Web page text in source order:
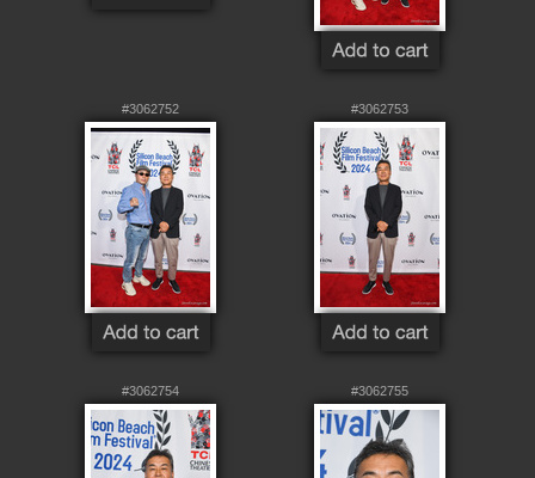
#3062752 #3062753
#3062754 #3062755